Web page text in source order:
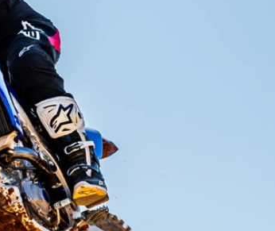
㎜のサスペンショントラベル（サスの作
ライダーの足が地面にちゃんと届くようシー
ィ、サス、エンジンを徹底チェック。鬼売
する最新のクルーズコントロールを搭載。
（右）。佐伯氏はドイツ本社の開発陣から新
の実用域でのトルクを大幅にアップ。防風性